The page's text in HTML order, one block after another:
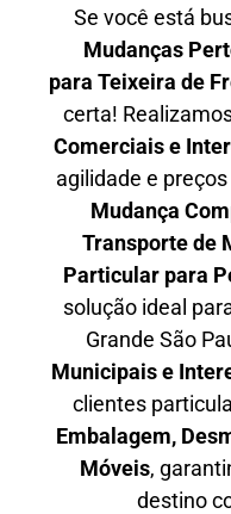
Se você está
Mudanças
para Teixeira de
certa!
Comerciais e
agilidade e
Mudança
Transporte de
Particular para
solução ideal
Grande São
Municipais e
clientes
Embalagem,
Móveis,
destino